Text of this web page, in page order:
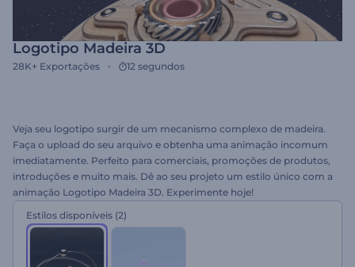
Logotipo Madeira 3D
28K+ Exportações 12 segundos
Veja seu logotipo surgir de um mecanismo complexo de madeira.
Faça o upload do seu arquivo e obtenha uma animação incomum
imediatamente. Perfeito para comerciais, promoções de produtos,
introduções e muito mais. Dê ao seu projeto um estilo único com a
animação Logotipo Madeira 3D. Experimente hoje!
Estilos disponíveis (2)